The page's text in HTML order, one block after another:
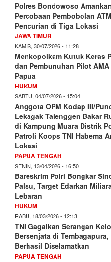
Polres Bondowoso
Percobaan Pembobolan
Pencurian di Tiga Lokasi
JAWA TIMUR
KAMIS, 30/07/2026 - 11:28
Menkopolkam Kutuk Keras
dan Pembunuhan Pilot
Papua
HUKUM
SABTU, 04/07/2026 - 15:04
Anggota OPM Kodap III/
Lekagak Talenggen Bakar
di Kampung Muara Distrik
Patroli Koops TNI Habema
Lokasi
PAPUA TENGAH
SENIN, 13/04/2026 - 16:50
Bareskrim Polri Bongkar
Palsu, Target Edarkan
Lebaran
HUKUM
RABU, 18/03/2026 - 12:13
TNI Gagalkan Serangan
Bersenjata di Tembagapura,
Berhasil Diselamatkan
PAPUA TENGAH